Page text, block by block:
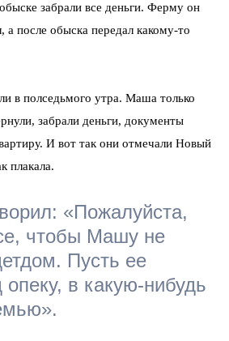
забрали все деньги. Ферму он
а после обыска передал какому-то
в полседьмого утра. Маша только
забрали деньги, документы
И вот так они отмечали Новый
плакала.
«Пожалуйста,
чтобы Машу не
Пусть ее
опеку, в какую-нибудь